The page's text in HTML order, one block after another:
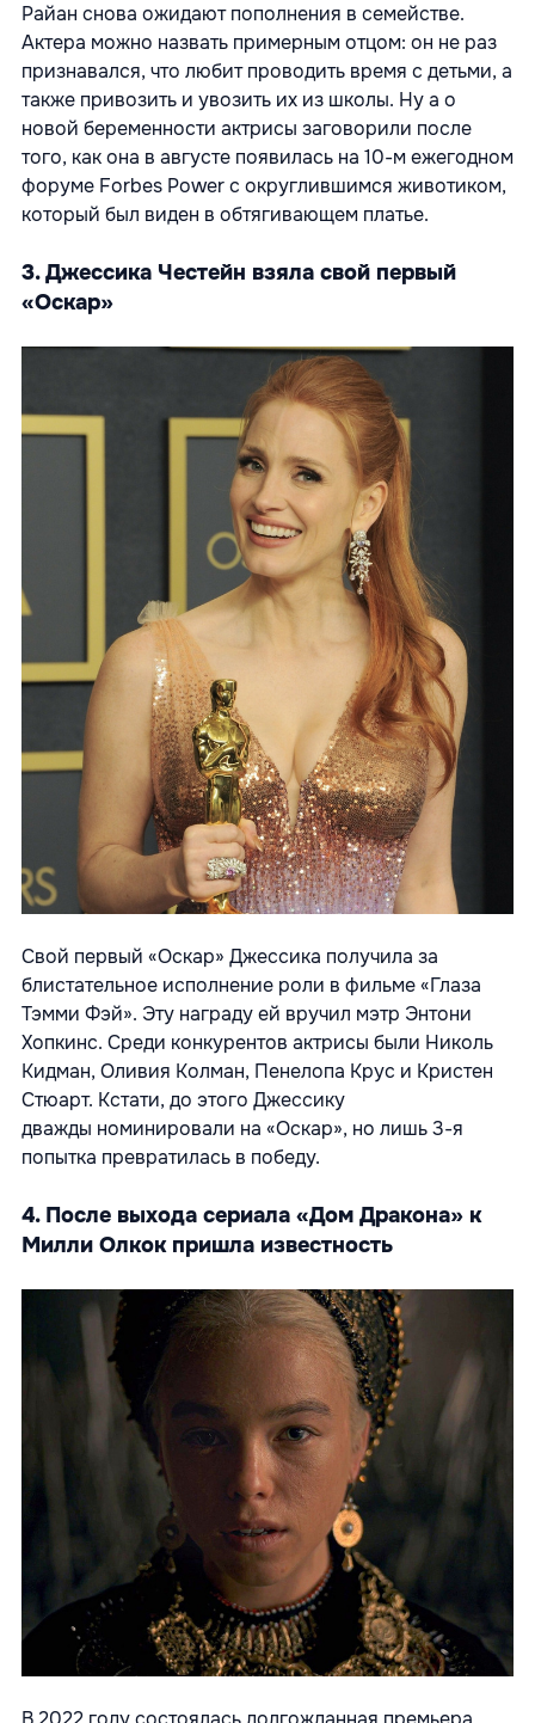
Райан снова ожидают пополнения в семействе.
Актера можно назвать примерным отцом: он не раз
признавался, что любит проводить время с детьми, а
также привозить и увозить их из школы. Ну а о
новой беременности актрисы заговорили после
того, как она в августе появилась на 10-м ежегодном
форуме Forbes Power с округлившимся животиком,
который был виден в обтягивающем платье.
3. Джессика Честейн взяла свой первый
«Оскар»
Свой первый «Оскар» Джессика получила за
блистательное исполнение роли в фильме «Глаза
Тэмми Фэй». Эту награду ей вручил мэтр Энтони
Хопкинс. Среди конкурентов актрисы были Николь
Кидман, Оливия Колман, Пенелопа Крус и Кристен
Стюарт. Кстати, до этого Джессику
дважды номинировали на «Оскар», но лишь 3-я
попытка превратилась в победу.
4. После выхода сериала «Дом Дракона» к
Милли Олкок пришла известность